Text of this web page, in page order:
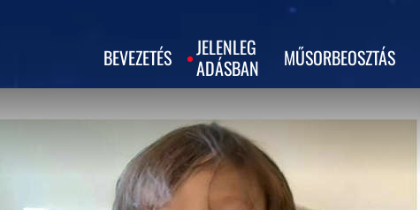
BEVEZETÉS
JELENLEG
ADÁSBAN
MŰSORBEOSZTÁS